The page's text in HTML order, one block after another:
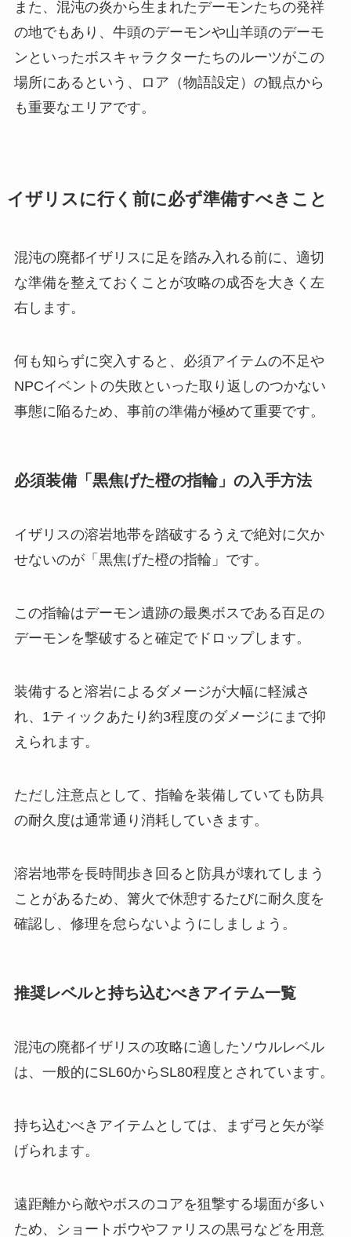
また、混沌の炎から生まれたデーモンたちの発祥
の地でもあり、牛頭のデーモンや山羊頭のデーモ
ンといったボスキャラクターたちのルーツがこの
場所にあるという、ロア（物語設定）の観点から
も重要なエリアです。
イザリスに行く前に必ず準備すべきこと
混沌の廃都イザリスに足を踏み入れる前に、適切
な準備を整えておくことが攻略の成否を大きく左
右します。
何も知らずに突入すると、必須アイテムの不足や
NPCイベントの失敗といった取り返しのつかない
事態に陥るため、事前の準備が極めて重要です。
必須装備「黒焦げた橙の指輪」の入手方法
イザリスの溶岩地帯を踏破するうえで絶対に欠か
せないのが「黒焦げた橙の指輪」です。
この指輪はデーモン遺跡の最奥ボスである百足の
デーモンを撃破すると確定でドロップします。
装備すると溶岩によるダメージが大幅に軽減さ
れ、1ティックあたり約3程度のダメージにまで抑
えられます。
ただし注意点として、指輪を装備していても防具
の耐久度は通常通り消耗していきます。
溶岩地帯を長時間歩き回ると防具が壊れてしまう
ことがあるため、篝火で休憩するたびに耐久度を
確認し、修理を怠らないようにしましょう。
推奨レベルと持ち込むべきアイテム一覧
混沌の廃都イザリスの攻略に適したソウルレベル
は、一般的にSL60からSL80程度とされています。
持ち込むべきアイテムとしては、まず弓と矢が挙
げられます。
遠距離から敵やボスのコアを狙撃する場面が多い
ため、ショートボウやファリスの黒弓などを用意